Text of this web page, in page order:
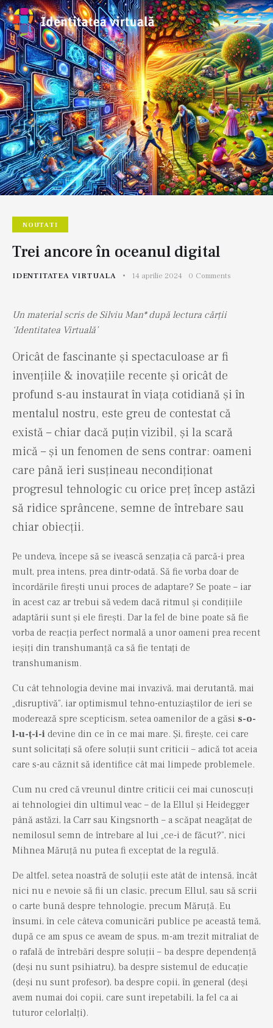
NOUTATI
Trei ancore în oceanul digital
IDENTITATEA VIRTUALA 14 aprilie 2024 0 Comments
Un material scris de Silviu Man* după lectura cărții
‘Identitatea Virtuală’
Oricât de fascinante și spectaculoase ar fi
invențiile & inovațiile recente și oricât de
profund s-au instaurat în viața cotidiană și în
mentalul nostru, este greu de contestat că
există – chiar dacă puțin vizibil, și la scară
mică – și un fenomen de sens contrar: oameni
care până ieri susțineau necondiționat
progresul tehnologic cu orice preț încep astăzi
să ridice sprâncene, semne de întrebare sau
chiar obiecții.
Pe undeva, începe să se ivească senzația că parcă-i prea
mult, prea intens, prea dintr-odată. Să fie vorba doar de
încordările firești unui proces de adaptare? Se poate – iar
în acest caz ar trebui să vedem dacă ritmul și condițiile
adaptării sunt și ele firești. Dar la fel de bine poate să fie
vorba de reacția perfect normală a unor oameni prea recent
ieșiți din transhumanță ca să fie tentați de
transhumanism.
Cu cât tehnologia devine mai invazivă, mai derutantă, mai
„disruptivă”, iar optimismul tehno-entuziaștilor de ieri se
moderează spre scepticism, setea oamenilor de a găsi s-o-
l-u-ț-i-i devine din ce în ce mai mare. Și, firește, cei care
sunt solicitați să ofere soluții sunt criticii – adică tot aceia
care s-au căznit să identifice cât mai limpede problemele.
Cum nu cred că vreunul dintre criticii cei mai cunoscuți
ai tehnologiei din ultimul veac – de la Ellul și Heidegger
până astăzi, la Carr sau Kingsnorth – a scăpat neagățat de
nemilosul semn de întrebare al lui „ce-i de făcut?”, nici
Mihnea Măruță nu putea fi exceptat de la regulă.
De altfel, setea noastră de soluții este atât de intensă, încât
nici nu e nevoie să fii un clasic, precum Ellul, sau să scrii
o carte bună despre tehnologie, precum Măruță. Eu
însumi, în cele câteva comunicări publice pe această temă,
după ce am spus ce aveam de spus, m-am trezit mitraliat de
o rafală de întrebări despre soluții – ba despre dependență
(deși nu sunt psihiatru), ba despre sistemul de educație
(deși nu sunt profesor), ba despre copii, în general (deși
avem numai doi copii, care sunt irepetabili, la fel ca ai
tuturor celorlalți).